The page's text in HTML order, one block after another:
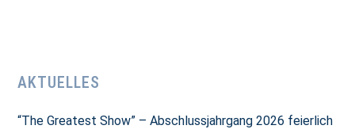
AKTUELLES
“The Greatest Show” – Abschlussjahrgang 2026 feierlich